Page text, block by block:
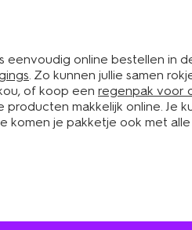
online bestellen in
. Zo kunnen jullie samen
of koop een regenpak voor
makkelijk online. Je
komen je pakketje ook met